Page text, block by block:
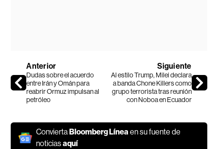
Anterior
Dudas sobre el acuerdo
entre Irán y Omán para
reabrir Ormuz impulsan al
petróleo
Siguiente
Al estilo Trump, Milei declara
a banda Chone Killers como
grupo terrorista tras reunión
con Noboa en Ecuador
ConviertaBloomberg Líneaen su fuente de
noticiasaquí